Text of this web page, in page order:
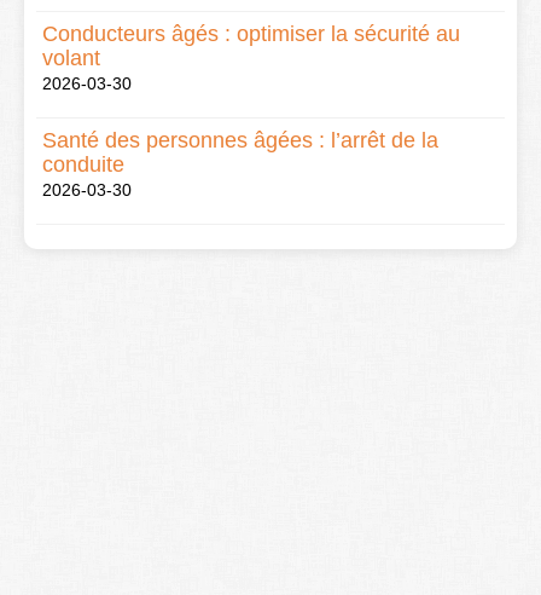
Conducteurs âgés : optimiser la sécurité au
volant
2026-03-30
Santé des personnes âgées : l’arrêt de la
conduite
2026-03-30